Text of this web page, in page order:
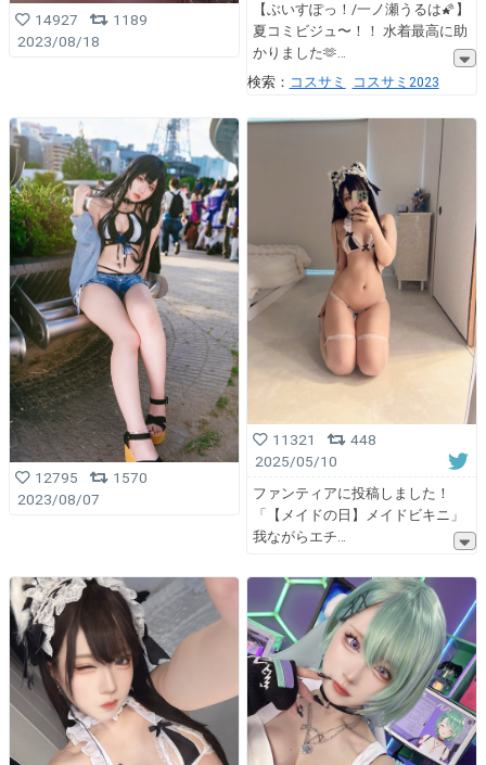
14927
1189
2023/08/18
【ぶいすぽっ！/一ノ瀬うるは🌠】
夏コミビジュ〜！！ 水着最高に助
かりました🫶
検索： コスサミ コスサミ2023
12795
1570
2023/08/07
11321
448
2025/05/10
ファンティアに投稿しました！
「【メイドの日】メイドビキニ」
我ながらエチ